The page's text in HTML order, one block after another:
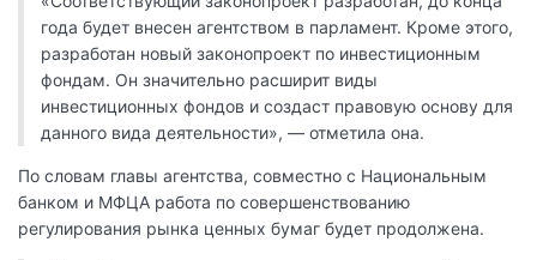
года будет внесен агентством в парламент. Кроме этого,
разработан новый законопроект по инвестиционным
фондам. Он значительно расширит виды
инвестиционных фондов и создаст правовую основу для
данного вида деятельности», — отметила она.
По словам главы агентства, совместно с Национальным
банком и МФЦА работа по совершенствованию
регулирования рынка ценных бумаг будет продолжена.